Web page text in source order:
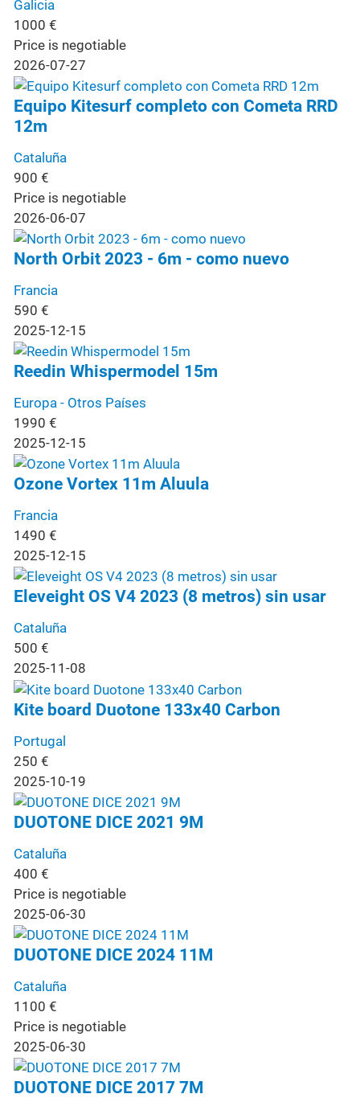
Galicia
1000 €
Price is negotiable
2026-07-27
Equipo Kitesurf completo con Cometa RRD
12m
Cataluña
900 €
Price is negotiable
2026-06-07
North Orbit 2023 - 6m - como nuevo
Francia
590 €
2025-12-15
Reedin Whispermodel 15m
Europa - Otros Países
1990 €
2025-12-15
Ozone Vortex 11m Aluula
Francia
1490 €
2025-12-15
Eleveight OS V4 2023 (8 metros) sin usar
Cataluña
500 €
2025-11-08
Kite board Duotone 133x40 Carbon
Portugal
250 €
2025-10-19
DUOTONE DICE 2021 9M
Cataluña
400 €
Price is negotiable
2025-06-30
DUOTONE DICE 2024 11M
Cataluña
1100 €
Price is negotiable
2025-06-30
DUOTONE DICE 2017 7M